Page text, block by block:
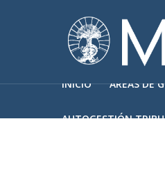
INICIO ÁREAS DE
AUTOGESTIÓN